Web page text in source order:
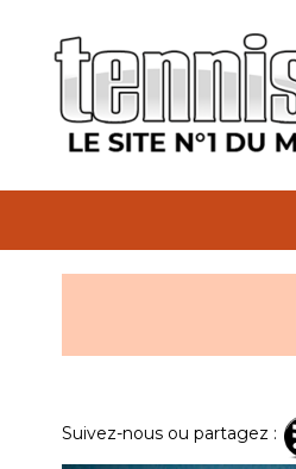
Suivez-nous ou partagez :